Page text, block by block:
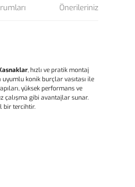
Önerileriniz
, hızlı ve pratik montaj
uyumlu konik burçlar vasıtası ile
yüksek performans ve
çalışma gibi avantajlar sunar.
bir tercihtir.